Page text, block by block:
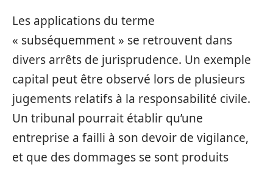
Les applications du terme
« subséquemment » se retrouvent dans
divers arrêts de jurisprudence. Un exemple
capital peut être observé lors de plusieurs
jugements relatifs à la responsabilité civile.
Un tribunal pourrait établir qu’une
entreprise a failli à son devoir de vigilance,
et que des dommages se sont produits